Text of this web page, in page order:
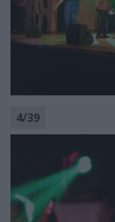
4/39